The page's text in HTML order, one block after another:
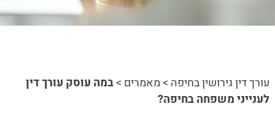
1. במה עוסק עורך דין לענייני משפחה בחיפה?
עורך דין גירושין בחיפה >מאמרים >במה עוסק עורך דין
לענייני משפחה בחיפה?